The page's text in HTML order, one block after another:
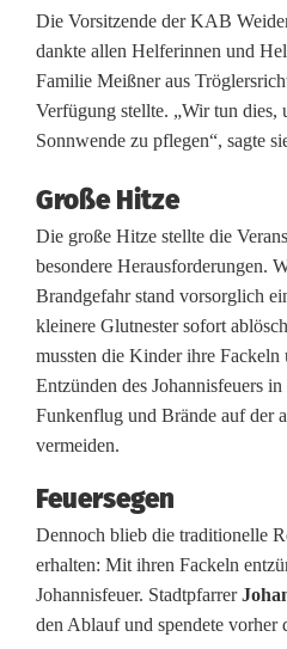
e
i
d
n
s
i
c
h
e
r
e
n
t
Die Vorsitzende der KAB
dankte allen Helferinnen und
Familie Meißner aus
Verfügung stellte. „Wir tun dies,
Sonnwende zu pflegen“, sagte
Große Hitze
Die große Hitze stellte die
besondere Herausforderungen.
Brandgefahr stand vorsorglich
kleinere Glutnester sofort
mussten die Kinder ihre Fackeln
Entzünden des Johannisfeuers
Funkenflug und Brände auf der
vermeiden.
Feuersegen
Dennoch blieb die traditionelle
erhalten: Mit ihren Fackeln
Johannisfeuer. Stadtpfarrer
den Ablauf und spendete vorher